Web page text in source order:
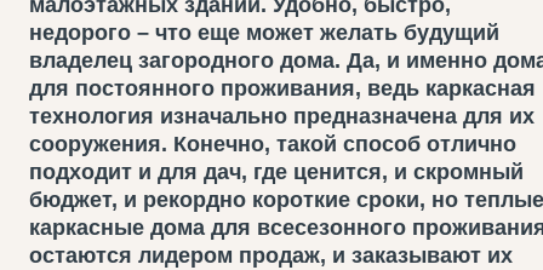
малоэтажных зданий. Удобно, быстро,
недорого – что еще может желать будущий
владелец загородного дома. Да, и именно
для постоянного проживания, ведь каркасная
технология изначально предназначена для их
сооружения. Конечно, такой способ отлично
подходит и для дач, где ценится, и скромный
бюджет, и рекордно короткие сроки, но теплые
каркасные дома для всесезонного
остаются лидером продаж, и заказывают их